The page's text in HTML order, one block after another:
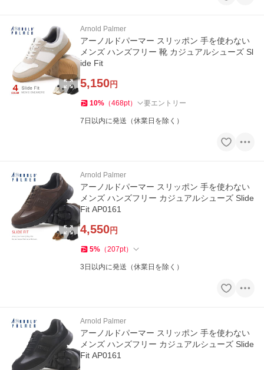
Arnold Palmer
アーノルドパーマー スリッポン 手を使わない
メンズ ハンズフリー 靴 カジュアルシューズ Sl
ide Fit
5,150円
10% （468pt） 要エントリー
7日以内に発送（休業日を除く）
Arnold Palmer
アーノルドパーマー スリッポン 手を使わない
メンズ ハンズフリー カジュアルシューズ Slide
Fit AP0161
4,550円
5% （207pt）
3日以内に発送（休業日を除く）
Arnold Palmer
アーノルドパーマー スリッポン 手を使わない
メンズ ハンズフリー カジュアルシューズ Slide
Fit AP0161